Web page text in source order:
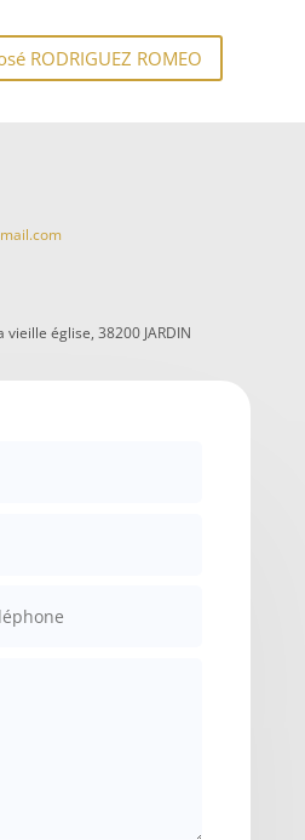
RODRIGUEZ ROMEO
église, 38200 JARDIN